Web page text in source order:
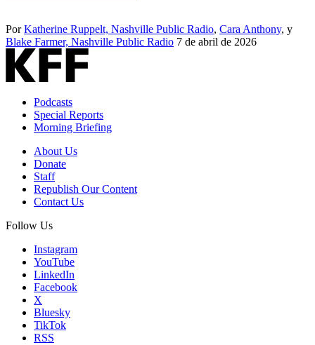
PorKatherine Ruppelt, Nashville Public Radio, Cara Anthony, y
Blake Farmer, Nashville Public Radio 7 de abril de 2026
Podcasts
Special Reports
Morning Briefing
About Us
Donate
Staff
Republish Our Content
Contact Us
Follow Us
Instagram
YouTube
LinkedIn
Facebook
X
Bluesky
TikTok
RSS